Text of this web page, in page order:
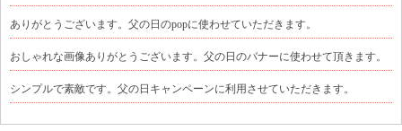
ありがとうございます。父の日のpopに使わせていただきます。
おしゃれな画像ありがとうございます。父の日のバナーに使わせて頂きます。
シンプルで素敵です。父の日キャンペーンに利用させていただきます。